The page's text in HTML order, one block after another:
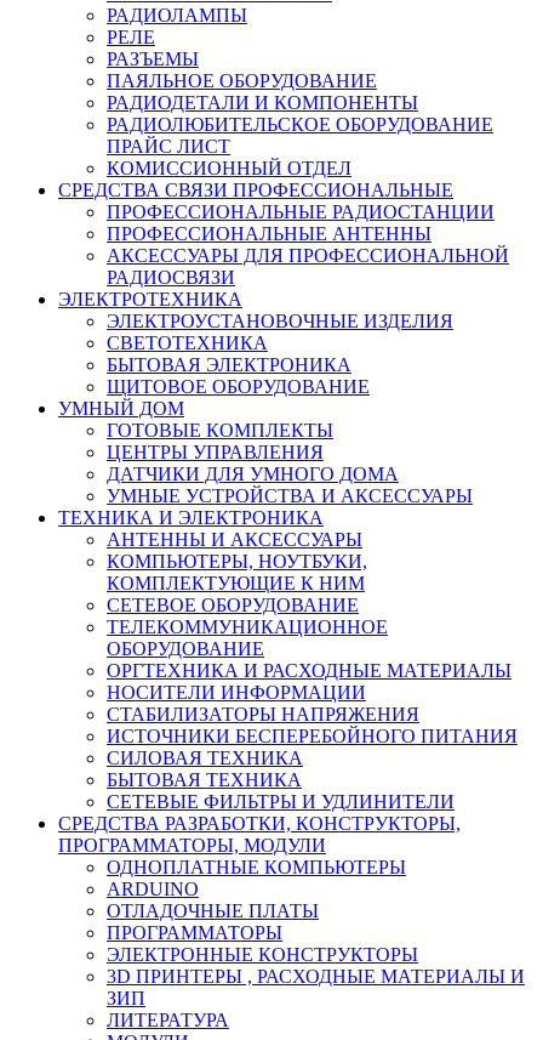
РАДИОЛАМПЫ
РЕЛЕ
РАЗЪЕМЫ
ПАЯЛЬНОЕ ОБОРУДОВАНИЕ
РАДИОДЕТАЛИ И КОМПОНЕНТЫ
РАДИОЛЮБИТЕЛЬСКОЕ ОБОРУДОВАНИЕ
ПРАЙС ЛИСТ
КОМИССИОННЫЙ ОТДЕЛ
СРЕДСТВА СВЯЗИ ПРОФЕССИОНАЛЬНЫЕ
ПРОФЕССИОНАЛЬНЫЕ РАДИОСТАНЦИИ
ПРОФЕССИОНАЛЬНЫЕ АНТЕННЫ
АКСЕССУАРЫ ДЛЯ ПРОФЕССИОНАЛЬНОЙ
РАДИОСВЯЗИ
ЭЛЕКТРОТЕХНИКА
ЭЛЕКТРОУСТАНОВОЧНЫЕ ИЗДЕЛИЯ
СВЕТОТЕХНИКА
БЫТОВАЯ ЭЛЕКТРОНИКА
ЩИТОВОЕ ОБОРУДОВАНИЕ
УМНЫЙ ДОМ
ГОТОВЫЕ КОМПЛЕКТЫ
ЦЕНТРЫ УПРАВЛЕНИЯ
ДАТЧИКИ ДЛЯ УМНОГО ДОМА
УМНЫЕ УСТРОЙСТВА И АКСЕССУАРЫ
ТЕХНИКА И ЭЛЕКТРОНИКА
АНТЕННЫ И АКСЕССУАРЫ
КОМПЬЮТЕРЫ, НОУТБУКИ,
КОМПЛЕКТУЮЩИЕ К НИМ
СЕТЕВОЕ ОБОРУДОВАНИЕ
ТЕЛЕКОММУНИКАЦИОННОЕ
ОБОРУДОВАНИЕ
ОРГТЕХНИКА И РАСХОДНЫЕ МАТЕРИАЛЫ
НОСИТЕЛИ ИНФОРМАЦИИ
СТАБИЛИЗАТОРЫ НАПРЯЖЕНИЯ
ИСТОЧНИКИ БЕСПЕРЕБОЙНОГО ПИТАНИЯ
СИЛОВАЯ ТЕХНИКА
БЫТОВАЯ ТЕХНИКА
СЕТЕВЫЕ ФИЛЬТРЫ И УДЛИНИТЕЛИ
СРЕДСТВА РАЗРАБОТКИ, КОНСТРУКТОРЫ,
ПРОГРАММАТОРЫ, МОДУЛИ
ОДНОПЛАТНЫЕ КОМПЬЮТЕРЫ
ARDUINO
ОТЛАДОЧНЫЕ ПЛАТЫ
ПРОГРАММАТОРЫ
ЭЛЕКТРОННЫЕ КОНСТРУКТОРЫ
3D ПРИНТЕРЫ , РАСХОДНЫЕ МАТЕРИАЛЫ И
ЗИП
ЛИТЕРАТУРА